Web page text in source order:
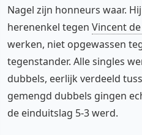
Nagel zijn honneurs waar.
herenenkel tegen Vincent
werken, niet opgewassen
tegenstander. Alle singles
dubbels, eerlijk verdeeld
gemengd dubbels gingen
de einduitslag 5-3 werd.